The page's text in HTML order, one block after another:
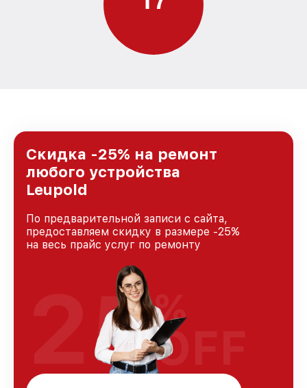
Скидка -25% на ремонт
любого устройства
Leupold
По предварительной записи с сайта,
предоставляем скидку в размере -25%
на весь прайс услуг по ремонту
25%
OFF